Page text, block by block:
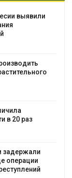
выявили
в 20 раз
задержали
операции